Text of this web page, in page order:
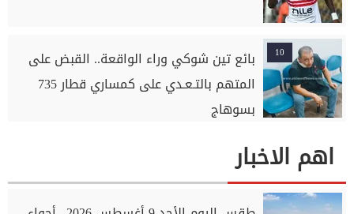
10
بائع تين شوكي وراء الواقعة.. القبض على
المتهم بالتـعـدي على كمساري قطار 735
بسوهاج
اهم الاخبار